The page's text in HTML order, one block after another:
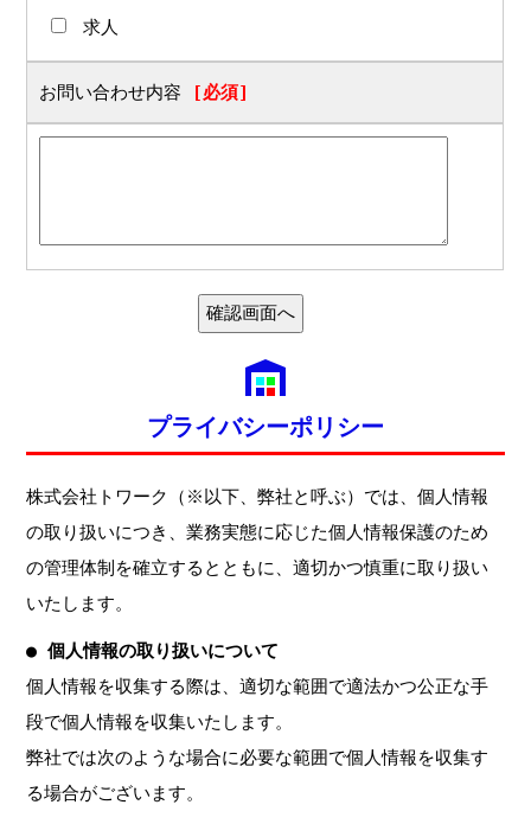
求人
お問い合わせ内容 [必須]
プライバシーポリシー
株式会社トワーク（※以下、弊社と呼ぶ）では、個人情報
の取り扱いにつき、業務実態に応じた個人情報保護のため
の管理体制を確立するとともに、適切かつ慎重に取り扱い
いたします。
● 個人情報の取り扱いについて
個人情報を収集する際は、適切な範囲で適法かつ公正な手
段で個人情報を収集いたします。
弊社では次のような場合に必要な範囲で個人情報を収集す
る場合がございます。